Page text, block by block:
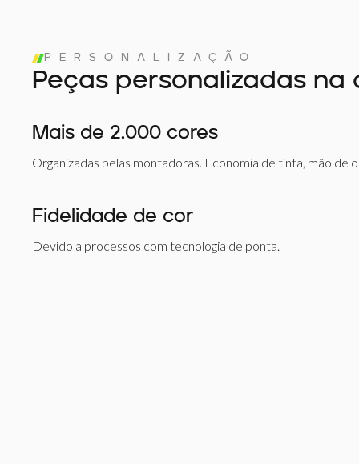
PERSONALIZAÇÃO
Peças personalizadas na
Mais de 2.000 cores
Organizadas pelas montadoras. Economia de tinta, mão de
Fidelidade de cor
Devido a processos com tecnologia de ponta.